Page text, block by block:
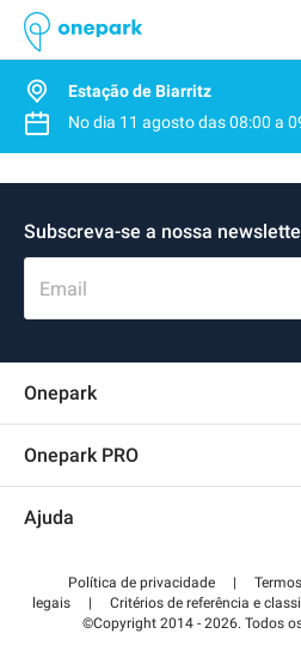
Estação de Biarritz
No dia 11 agostodas08:00 a
Subscreva-se a nossa
Email
Onepark
Onepark PRO
Torne-se um membro
Ajuda
Centro de apoio
Como é que funciona?
Política de privacidade |
legais
| Critérios de referência e
©Copyright 2014 - 2026. Todos